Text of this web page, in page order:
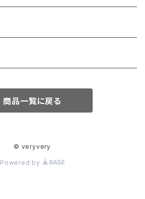
商品一覧に戻る
© veryvery
Powered by